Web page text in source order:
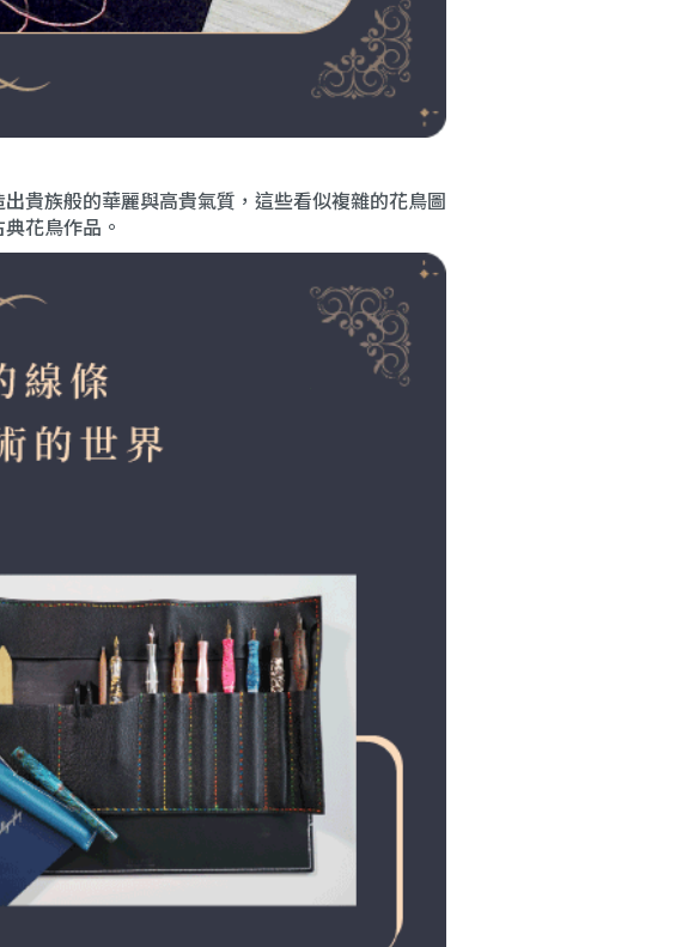
貴族般的華麗與高貴氣質，這些看似複雜的花鳥圖
花鳥作品。